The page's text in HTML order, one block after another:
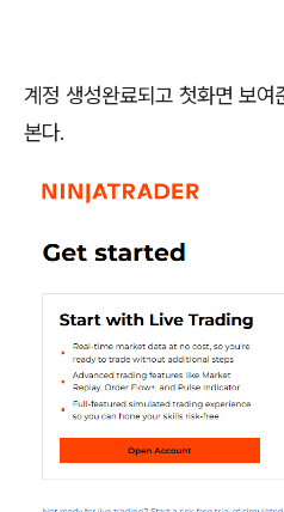
계정 생성완료되고 첫화면 보
본다.